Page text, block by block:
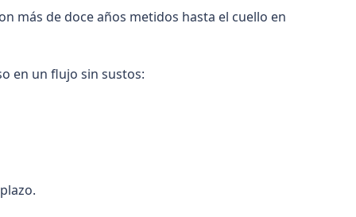
más de doce años metidos hasta el cuello en
en un flujo sin sustos: